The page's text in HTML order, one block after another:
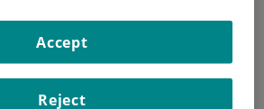
Reject
Accept